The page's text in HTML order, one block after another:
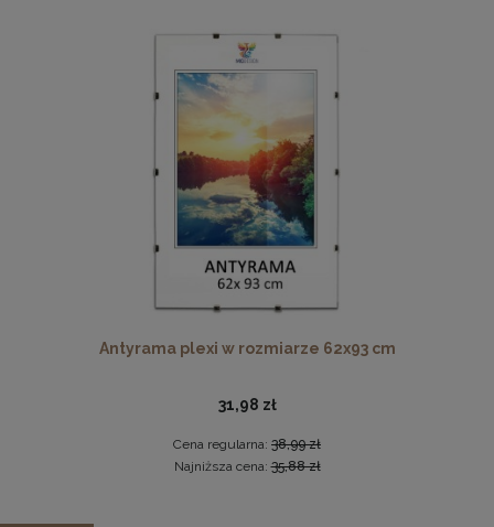
Drewniana, frezowana ramka na zdjęcia, plakaty, obrazy w
rozmiarze 15 x 21 cm w kolorze białym
14,99 zł
DO KOSZYKA
Antyrama plexi w rozmiarze 62x93 cm
31,98 zł
Cena regularna: 38,99 zł
Najniższa cena:35,88 zł